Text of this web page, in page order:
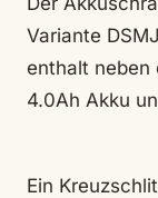
Variante
enthalt neben
4.0Ah Akku
Ein